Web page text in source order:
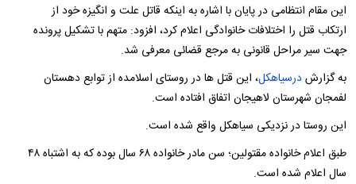
این مقام انتظامی در پایان با اشاره به اینکه قاتل علت و انگیزه خود از
ارتکاب قتل را اختلافات خانوادگی اعلام کرد، افزود: متهم با تشکیل پرونده
جهت سیر مراحل قانونی به مرجع قضائی معرفی شد.
به گزارشدرسیاهکل، این قتل ها در روستای اسلامده از توابع دهستان
لفمجان شهرستان لاهیجان اتفاق افتاده است.
این روستا در نزدیکی سیاهکل واقع شده است.
طبق اعلام خانواده مقتولین؛ سن مادر خانواده ۶۸ سال بوده که به اشتباه ۴۸
سال اعلام شده است.